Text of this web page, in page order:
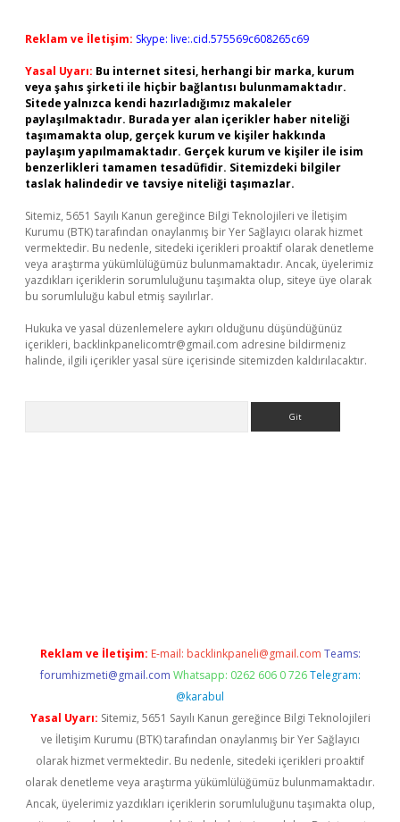
Reklam ve İletişim: Skype: live:.cid.575569c608265c69
Yasal Uyarı: Bu internet sitesi, herhangi bir marka, kurum
veya şahıs şirketi ile hiçbir bağlantısı bulunmamaktadır.
Sitede yalnızca kendi hazırladığımız makaleler
paylaşılmaktadır. Burada yer alan içerikler haber niteliği
taşımamakta olup, gerçek kurum ve kişiler hakkında
paylaşım yapılmamaktadır. Gerçek kurum ve kişiler ile isim
benzerlikleri tamamen tesadüfidir. Sitemizdeki bilgiler
taslak halindedir ve tavsiye niteliği taşımazlar.
Sitemiz, 5651 Sayılı Kanun gereğince Bilgi Teknolojileri ve İletişim
Kurumu (BTK) tarafından onaylanmış bir Yer Sağlayıcı olarak hizmet
vermektedir. Bu nedenle, sitedeki içerikleri proaktif olarak denetleme
veya araştırma yükümlülüğümüz bulunmamaktadır. Ancak, üyelerimiz
yazdıkları içeriklerin sorumluluğunu taşımakta olup, siteye üye olarak
bu sorumluluğu kabul etmiş sayılırlar.
Hukuka ve yasal düzenlemelere aykırı olduğunu düşündüğünüz
içerikleri, backlinkpanelicomtr@gmail.com adresine bildirmeniz
halinde, ilgili içerikler yasal süre içerisinde sitemizden kaldırılacaktır.
Reklam ve İletişim: E-mail: backlinkpaneli@gmail.com Teams:
forumhizmeti@gmail.com Whatsapp: 0262 606 0 726 Telegram:
@karabul
Yasal Uyarı: Sitemiz, 5651 Sayılı Kanun gereğince Bilgi Teknolojileri
ve İletişim Kurumu (BTK) tarafından onaylanmış bir Yer Sağlayıcı
olarak hizmet vermektedir. Bu nedenle, sitedeki içerikleri proaktif
olarak denetleme veya araştırma yükümlülüğümüz bulunmamaktadır.
Ancak, üyelerimiz yazdıkları içeriklerin sorumluluğunu taşımakta olup,